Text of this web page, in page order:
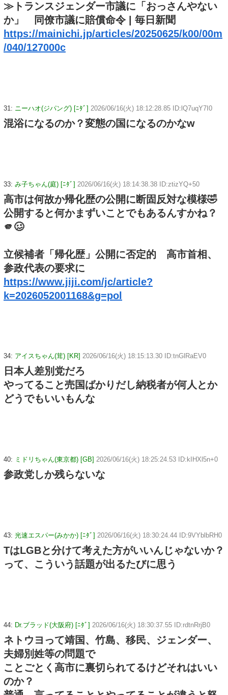
≫トランスジェンダー市議に「おっさんやない
か」 同僚市議に賠償命令 | 毎日新聞
https://mainichi.jp/articles/20250625/k00/00m
/040/127000c
31: ニーハオ(ジパング) [ﾆﾀﾞ] 2026/06/16(火) 18:12:28.85 ID:lQ7uqY7I0
混浴になるのか？変態の国になるのかなw
33: み子ちゃん(庭) [ﾆﾀﾞ] 2026/06/16(火) 18:14:38.38 ID:ztizYQ+50
高市は何故か帰化歴の公開に断固反対な模様🤣
公開すると何かまずいことでもあるんすかね？
🫵🥴
立候補者「帰化歴」公開に否定的 高市首相、
参政代表の要求に
https://www.jiji.com/jc/article?
k=2026052001168&g=pol
34: アイスちゃん(茸) [KR] 2026/06/16(火) 18:15:13.30 ID:tnGlRaEV0
日本人差別党だろ
やってること売国ばかりだし納税者が何人とか
どうでもいいもんな
40: ミドリちゃん(東京都) [GB] 2026/06/16(火) 18:25:24.53 ID:kIHXl5n+0
参政党しか残らないな
43: 光速エスパー(みかか) [ﾆﾀﾞ] 2026/06/16(火) 18:30:24.44 ID:9VYblbRH0
TはLGBと分けて考えた方がいいんじゃないか？
って、こういう話題が出るたびに思う
44: Dr.ブラッド(大阪府) [ﾆﾀﾞ] 2026/06/16(火) 18:30:37.55 ID:rdtnRrjB0
ネトウヨって靖国、竹島、移民、ジェンダー、
夫婦別姓等の問題で
ことごとく高市に裏切られてるけどそれはいい
のか？